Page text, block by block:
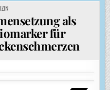
als
für